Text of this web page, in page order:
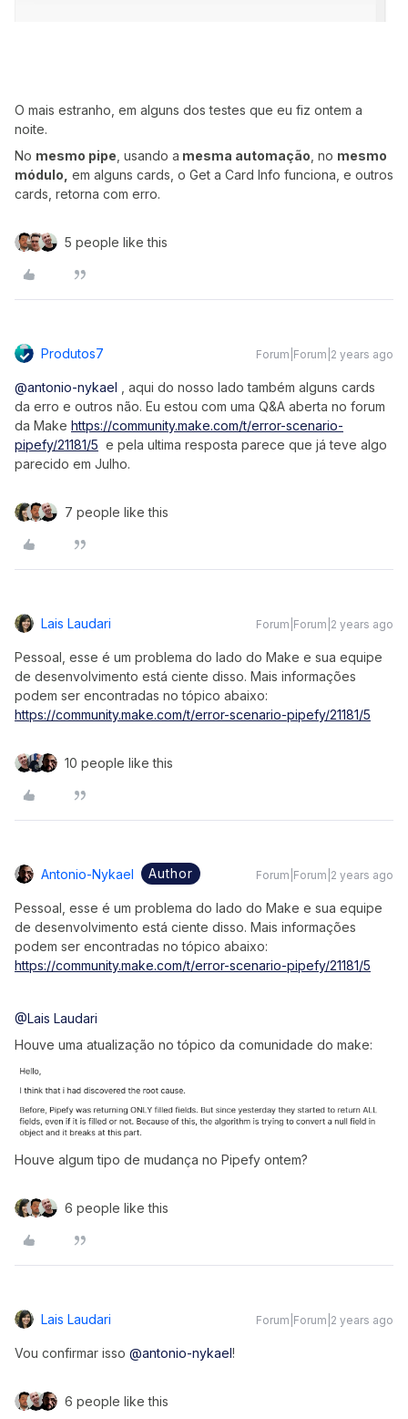
O mais estranho, em alguns dos testes que eu fiz ontem a
noite.
No mesmo pipe , usando a mesma automação , no mesmo
módulo, em alguns cards, o Get a Card Info funciona, e outros
cards, retorna com erro.
5 people like this
Produtos7 Forum|Forum|2 years ago
@antonio-nykael , aqui do nosso lado também alguns cards
da erro e outros não. Eu estou com uma Q&A aberta no forum
da Make https://community.make.com/t/error-scenario-
pipefy/21181/5 e pela ultima resposta parece que já teve algo
parecido em Julho.
7 people like this
Lais Laudari Forum|Forum|2 years ago
Pessoal, esse é um problema do lado do Make e sua equipe
de desenvolvimento está ciente disso. Mais informações
podem ser encontradas no tópico abaixo:
https://community.make.com/t/error-scenario-pipefy/21181/5
10 people like this
Antonio-Nykael Author Forum|Forum|2 years ago
Pessoal, esse é um problema do lado do Make e sua equipe
de desenvolvimento está ciente disso. Mais informações
podem ser encontradas no tópico abaixo:
https://community.make.com/t/error-scenario-pipefy/21181/5
@Lais Laudari
Houve uma atualização no tópico da comunidade do make:
Houve algum tipo de mudança no Pipefy ontem?
6 people like this
Lais Laudari Forum|Forum|2 years ago
Vou confirmar isso @antonio-nykael!
6 people like this